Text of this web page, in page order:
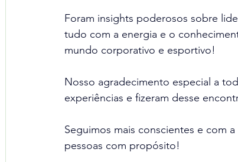
Foram insights poderosos sobre
tudo com a energia e o
mundo corporativo e esportivo!
Nosso agradecimento especial a
experiências e fizeram desse
Seguimos mais conscientes e com
pessoas com propósito!